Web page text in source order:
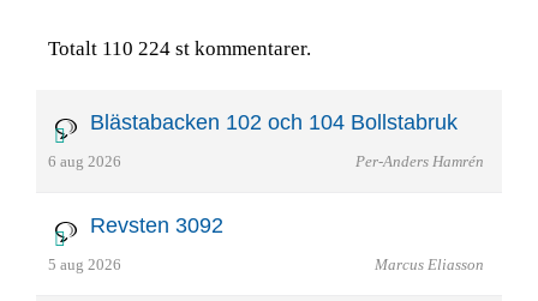
Totalt 110 224 st kommentarer.
Blästabacken 102 och 104 Bollstabruk
6 aug 2026 Per-Anders Hamrén
Revsten 3092
5 aug 2026 Marcus Eliasson